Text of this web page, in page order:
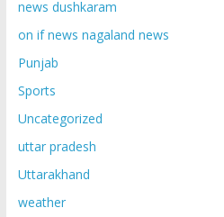
news dushkaram
on if news nagaland news
Punjab
Sports
Uncategorized
uttar pradesh
Uttarakhand
weather